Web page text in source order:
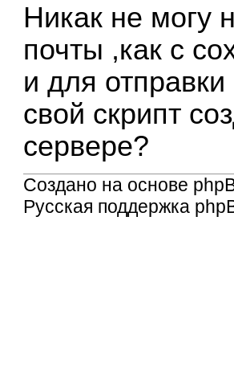
Никак не могу
почты ,как с
и для
свой скрипт
сервере?
Создано на основе
Русская поддержка